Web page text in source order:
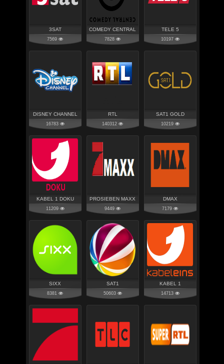
3SAT
7569
COMEDY CENTRAL
7828
TELE 5
10197
DISNEY CHANNEL
16783
RTL
140312
SAT1 GOLD
10219
KABEL 1 DOKU
11209
PROSIEBEN MAXX
9449
DMAX
7179
SIXX
8381
SAT1
50603
KABEL 1
14713